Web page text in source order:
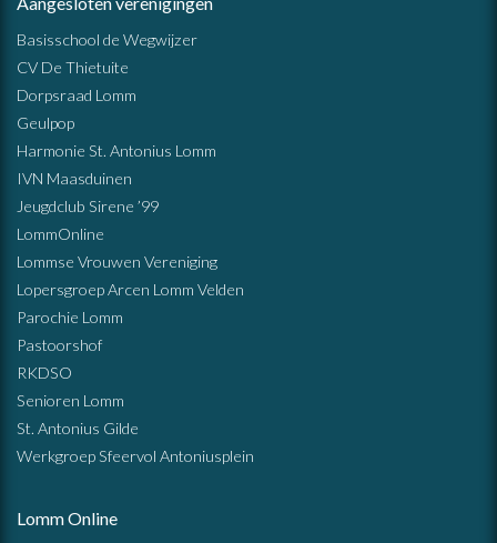
Basisschool de Wegwijzer
CV De Thietuite
Dorpsraad Lomm
Geulpop
Harmonie St. Antonius Lomm
IVN Maasduinen
Jeugdclub Sirene ’99
LommOnline
Lommse Vrouwen Vereniging
Lopersgroep Arcen Lomm Velden
Parochie Lomm
Pastoorshof
RKDSO
Senioren Lomm
St. Antonius Gilde
Werkgroep Sfeervol Antoniusplein
Lomm Online